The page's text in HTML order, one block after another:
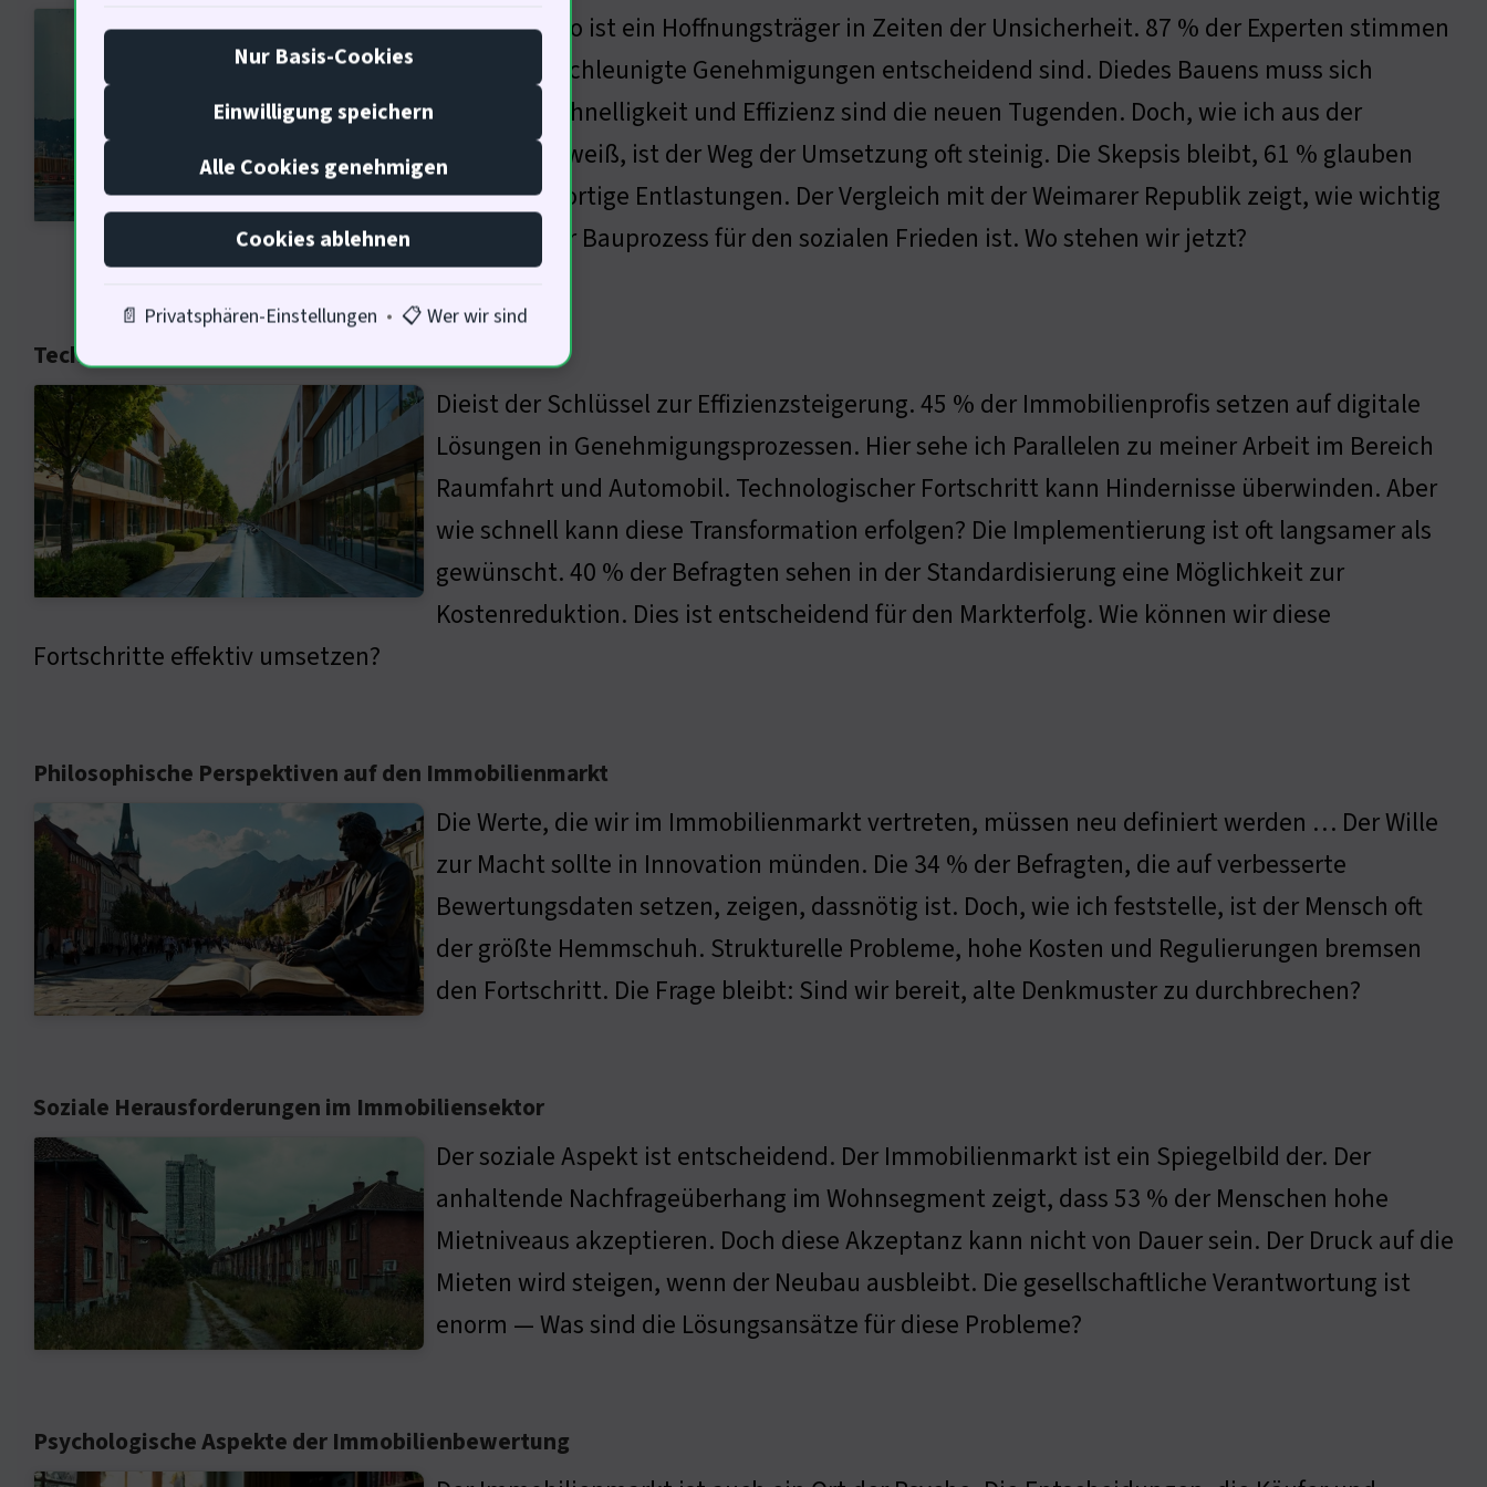
Der Bauturbo ist ein Hoffnungsträger in Zeiten der Unsicherheit. 87 % der Experten stimmen
zu, dass beschleunigte Genehmigungen entscheidend sind. Diedes Bauens muss sich
wandeln. Schnelligkeit und Effizienz sind die neuen Tugenden. Doch, wie ich aus der
Geschichte weiß, ist der Weg der Umsetzung oft steinig. Die Skepsis bleibt, 61 % glauben
nicht an sofortige Entlastungen. Der Vergleich mit der Weimarer Republik zeigt, wie wichtig
ein schneller Bauprozess für den sozialen Frieden ist. Wo stehen wir jetzt?
Technologische Fortschritte im Immobiliensektor
Dieist der Schlüssel zur Effizienzsteigerung. 45 % der Immobilienprofis setzen auf digitale
Lösungen in Genehmigungsprozessen. Hier sehe ich Parallelen zu meiner Arbeit im Bereich
Raumfahrt und Automobil. Technologischer Fortschritt kann Hindernisse überwinden. Aber
wie schnell kann diese Transformation erfolgen? Die Implementierung ist oft langsamer als
gewünscht. 40 % der Befragten sehen in der Standardisierung eine Möglichkeit zur
Kostenreduktion. Dies ist entscheidend für den Markterfolg. Wie können wir diese
Fortschritte effektiv umsetzen?
Philosophische Perspektiven auf den Immobilienmarkt
Die Werte, die wir im Immobilienmarkt vertreten, müssen neu definiert werden … Der Wille
zur Macht sollte in Innovation münden. Die 34 % der Befragten, die auf verbesserte
Bewertungsdaten setzen, zeigen, dassnötig ist. Doch, wie ich feststelle, ist der Mensch oft
der größte Hemmschuh. Strukturelle Probleme, hohe Kosten und Regulierungen bremsen
den Fortschritt. Die Frage bleibt: Sind wir bereit, alte Denkmuster zu durchbrechen?
Soziale Herausforderungen im Immobiliensektor
Der soziale Aspekt ist entscheidend. Der Immobilienmarkt ist ein Spiegelbild der. Der
anhaltende Nachfrageüberhang im Wohnsegment zeigt, dass 53 % der Menschen hohe
Mietniveaus akzeptieren. Doch diese Akzeptanz kann nicht von Dauer sein. Der Druck auf die
Mieten wird steigen, wenn der Neubau ausbleibt. Die gesellschaftliche Verantwortung ist
enorm — Was sind die Lösungsansätze für diese Probleme?
Psychologische Aspekte der Immobilienbewertung
Nur Basis-Cookies
Einwilligung speichern
Alle Cookies genehmigen
Cookies ablehnen
📄 Privatsphären-Einstellungen • 📋 Wer wir sind